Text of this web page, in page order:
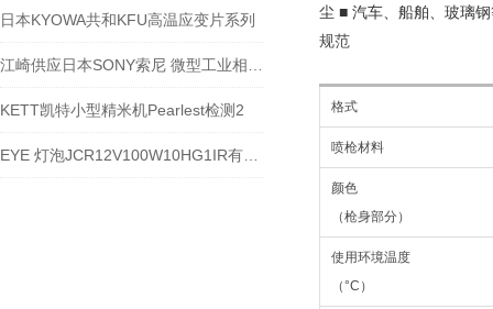
日本KYOWA共和KFU高温应变片系列
KETT凯特小型精米机Pearlest检测2
尘 ■ 汽车、船舶、玻璃
规范
格式
喷枪材料
颜色
（枪身部分）
使用环境温度
（°C）